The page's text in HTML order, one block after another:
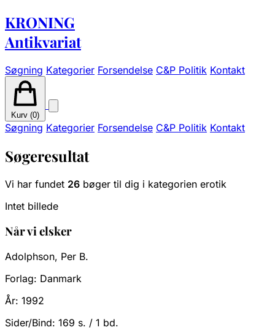
KRONING
Antikvariat
Søgning Kategorier Forsendelse C&P Politik Kontakt
Kurv (0)
Søgning Kategorier Forsendelse C&P Politik Kontakt
Søgeresultat
Vi har fundet 26 bøger til dig i kategorien erotik
Intet billede
Når vi elsker
Adolphson, Per B.
Forlag: Danmark
År: 1992
Sider/Bind: 169 s. / 1 bd.